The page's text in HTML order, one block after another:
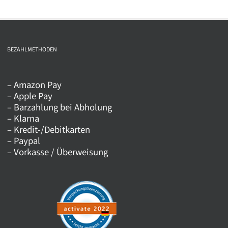
mehrere
auf.
können
auf
der
Produktseite
werden
BEZAHLMETHODEN
– Amazon Pay
– Apple Pay
– Barzahlung bei Abholung
– Klarna
– Kredit-/Debitkarten
– Paypal
– Vorkasse / Überweisung